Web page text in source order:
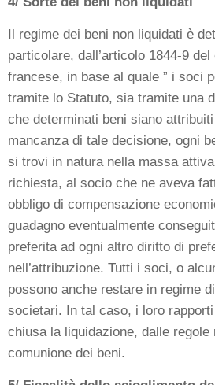
Il regime dei beni non liquidati è
particolare, dall’articolo 1844-9
francese, in base al quale ” i soci
tramite lo Statuto, sia tramite una
che determinati beni siano
mancanza di tale decisione, ogni
si trovi in natura nella massa
richiesta, al socio che ne aveva
obbligo di compensazione
guadagno eventualmente
preferita ad ogni altro diritto di
nell’attribuzione. Tutti i soci, o
possono anche restare in regime
societari. In tal caso, i loro
chiusa la liquidazione, dalle regole
comunione dei beni.